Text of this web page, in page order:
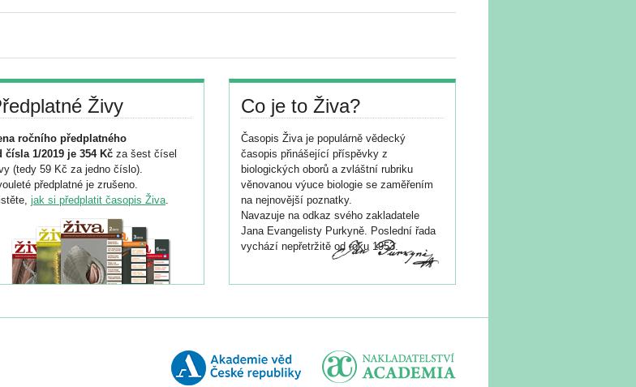
Živy
ročního předplatného
čísla 1/2019 je 354 Kč za šest čísel
(tedy 59 Kč za jedno číslo).
předplatné je zrušeno.
jak si předplatit časopis Živa.
Co je to Živa?
Časopis Živa je populárně vědecký
časopis přinášející příspěvky z
biologických oborů a zvláštní rubriku
věnovanou výuce biologie se zaměřením
na nejnovější poznatky.
Navazuje na odkaz svého zakladatele
Jana Evangelisty Purkyně. Poslední řada
vychází nepřetržitě od roku 1953.